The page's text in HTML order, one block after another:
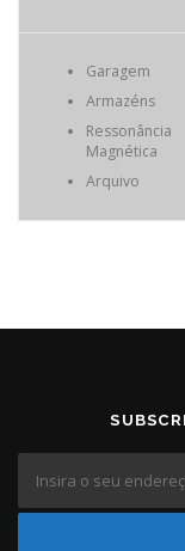
Garagem
Armazéns
Ressonância
Magnética
Arquivo